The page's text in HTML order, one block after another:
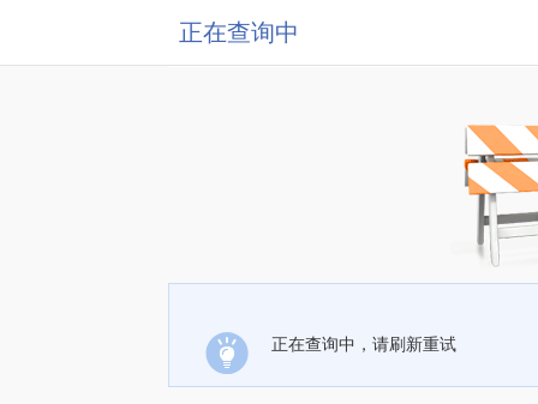
正在查询中
正在查询中，请刷新重试